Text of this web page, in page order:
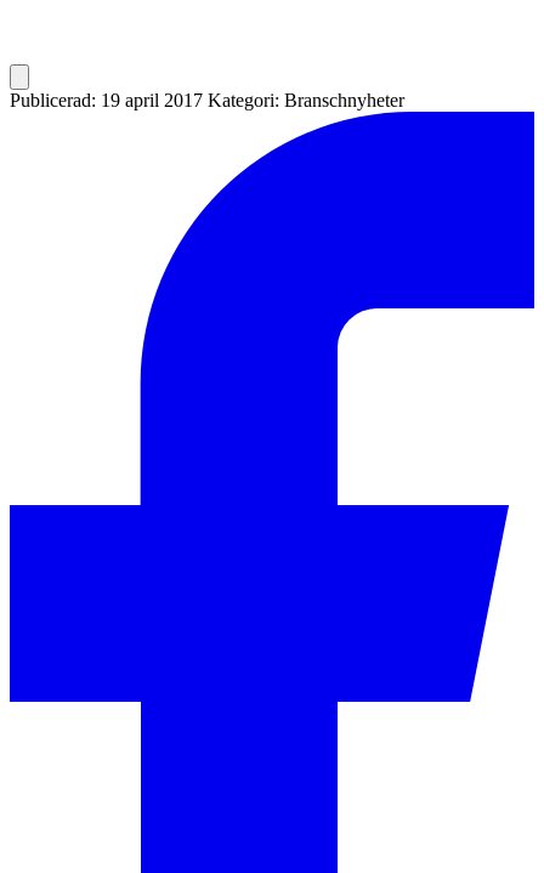
Publicerad: 19 april 2017 Kategori: Branschnyheter